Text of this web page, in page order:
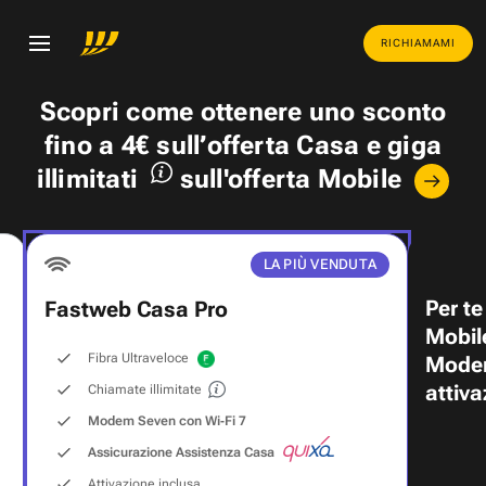
RICHIAMAMI
Scopri come ottenere uno sconto
fino a 4€ sull’offerta Casa egiga
illimitati
sull'offerta Mobile
LA PIÙ VENDUTA
Fastweb Casa Pro
Fibra Ultraveloce
Chiamate illimitate
Modem Seven con Wi‑Fi 7
Assicurazione Assistenza Casa
Per